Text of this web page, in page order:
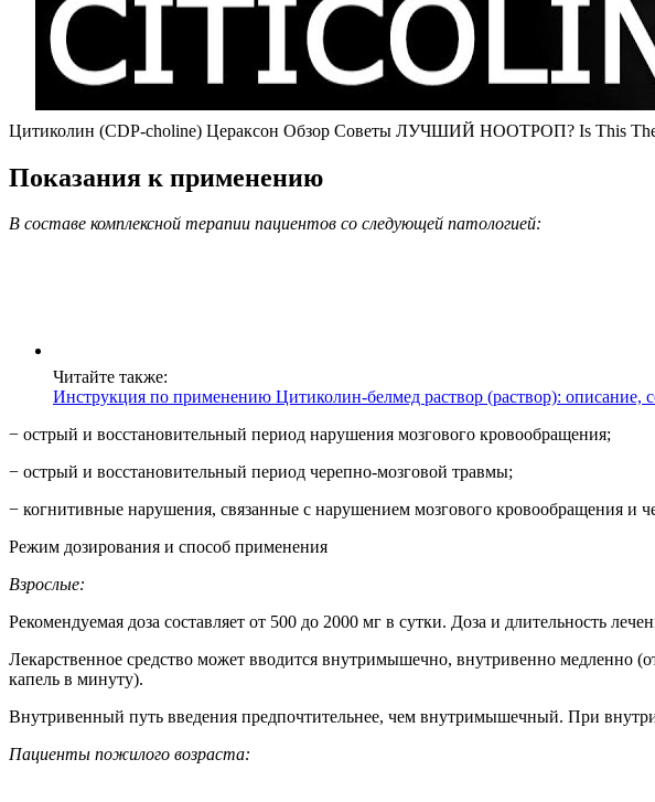
Цитиколин (CDP-choline) Цераксон Обзор Советы ЛУЧШИЙ НООТРОП? Is This The
Показания к применению
В составе комплексной терапии пациентов со следующей патологией:
Читайте также:
Инструкция по применению Цитиколин-белмед раствор (раствор):
− острый и восстановительный период нарушения мозгового кровообращения;
− острый и восстановительный период черепно-мозговой травмы;
− когнитивные нарушения, связанные с нарушением мозгового кровообращения и
Режим дозирования и способ применения
Взрослые:
Рекомендуемая доза составляет от 500 до 2000 мг в сутки. Доза и длительность
Лекарственное средство может вводится внутримышечно, внутривенно медленно
капель в минуту).
Внутривенный путь введения предпочтительнее, чем внутримышечный. При
Пациенты пожилого возраста: